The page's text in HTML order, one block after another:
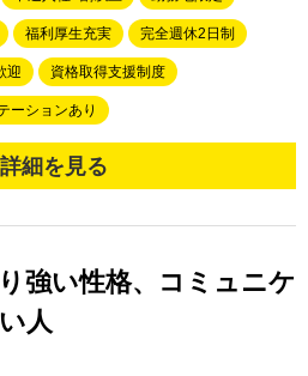
福利厚生充実 完全週休2日制
迎 資格取得支援制度
ーションあり
細を見る
強い性格、コミュニケ
人